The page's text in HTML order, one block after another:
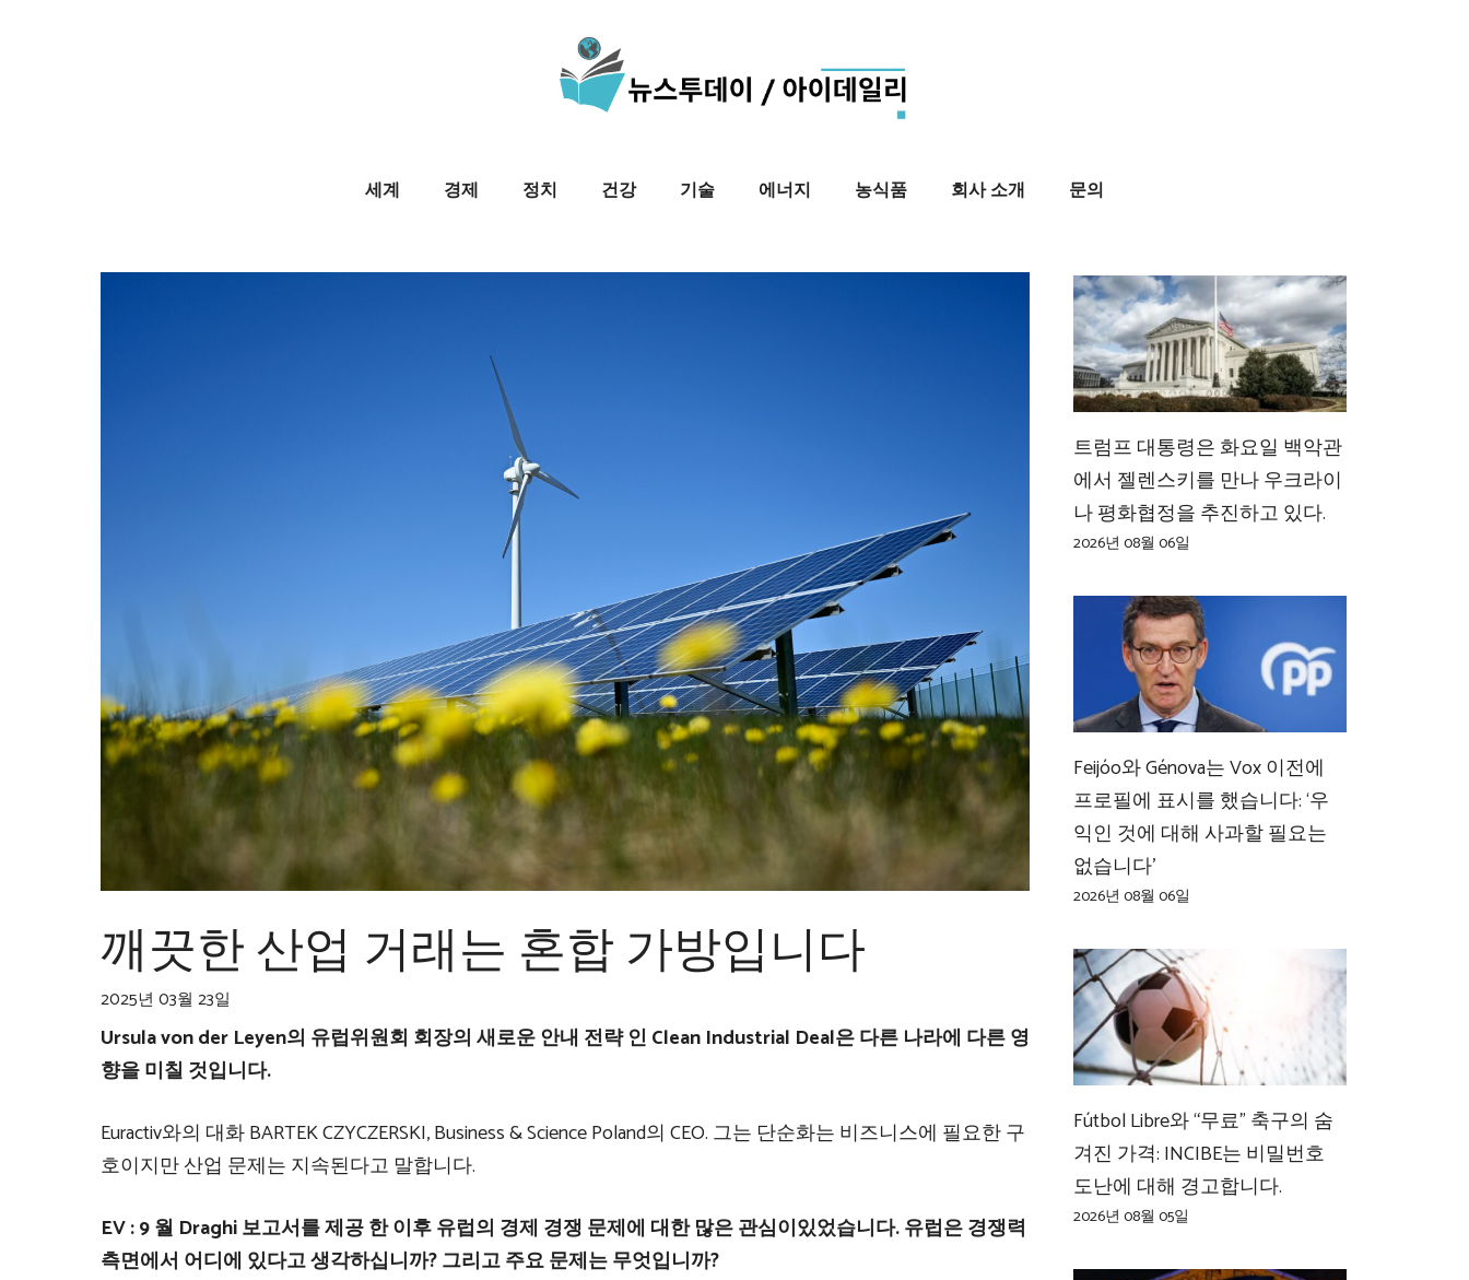
세계 경제 정치 건강 기술 에너지 농식품 회사 소개 문의
깨끗한 산업 거래는 혼합 가방입니다
2025년 03월 23일
Ursula von der Leyen의 유럽위원회 회장의 새로운 안내 전략 인 Clean Industrial Deal은 다른 나라에 다른 영
향을 미칠 것입니다.
Euractiv와의 대화BARTEK CZYCZERSKI, Business & Science Poland의 CEO. 그는 단순화는 비즈니스에 필요한 구
호이지만 산업 문제는 지속된다고 말합니다.
EV : 9 월 Draghi 보고서를 제공 한 이후 유럽의 경제 경쟁 문제에 대한 많은 관심이있었습니다. 유럽은 경쟁력
측면에서 어디에 있다고 생각하십니까? 그리고 주요 문제는 무엇입니까?
트럼프 대통령은 화요일 백악관
에서 젤렌스키를 만나 우크라이
나 평화협정을 추진하고 있다.
2026년 08월 06일
Feijóo와 Génova는 Vox 이전에
프로필에 표시를 했습니다: ‘우
익인 것에 대해 사과할 필요는
없습니다’
2026년 08월 06일
Fútbol Libre와 “무료” 축구의 숨
겨진 가격: INCIBE는 비밀번호
도난에 대해 경고합니다.
2026년 08월 05일